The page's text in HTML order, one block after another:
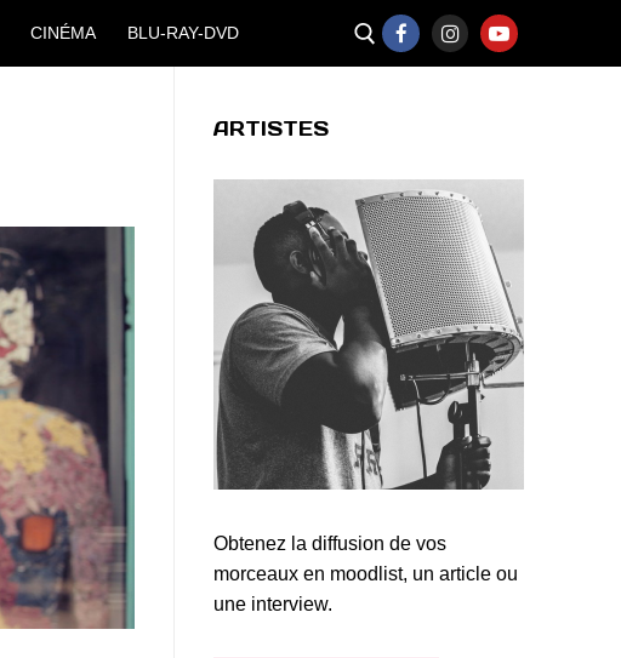
CINÉMA BLU-RAY-DVD
ARTISTES
Obtenez la diffusion de vos
morceaux en moodlist, un article ou
une interview.